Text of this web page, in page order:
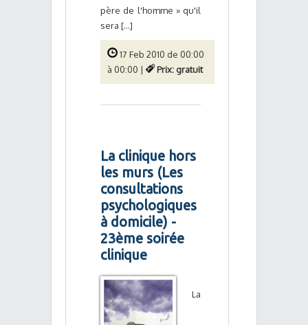
père de l'homme » qu'il
sera [...]
17 Feb 2010 de 00:00
à 00:00 |
Prix: gratuit
La clinique hors
les murs (Les
consultations
psychologiques
à domicile) -
23ème soirée
clinique
La